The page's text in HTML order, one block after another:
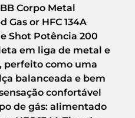
Corpo Metal
Gas or HFC 134A
Shot Potência 200
em liga de metal e
perfeito como uma
balanceada e bem
confortável
de gás: alimentado